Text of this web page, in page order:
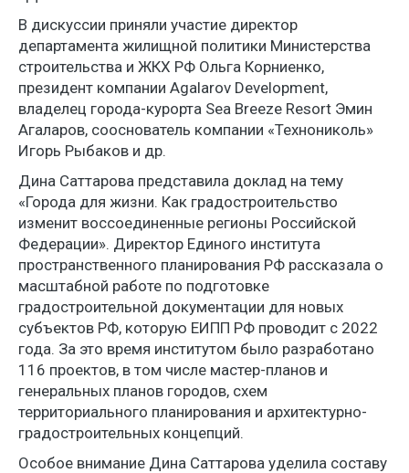
В дискуссии приняли участие директор
департамента жилищной политики Министерства
строительства и ЖКХ РФ Ольга Корниенко,
президент компании Agalarov Development,
владелец города-курорта Sea Breeze Resort Эмин
Агаларов, сооснователь компании «Технониколь»
Игорь Рыбаков и др.
Дина Саттарова представила доклад на тему
«Города для жизни. Как градостроительство
изменит воссоединенные регионы Российской
Федерации». Директор Единого института
пространственного планирования РФ рассказала о
масштабной работе по подготовке
градостроительной документации для новых
субъектов РФ, которую ЕИПП РФ проводит с 2022
года. За это время институтом было разработано
116 проектов, в том числе мастер-планов и
генеральных планов городов, схем
территориального планирования и архитектурно-
градостроительных концепций.
Особое внимание Дина Саттарова уделила составу